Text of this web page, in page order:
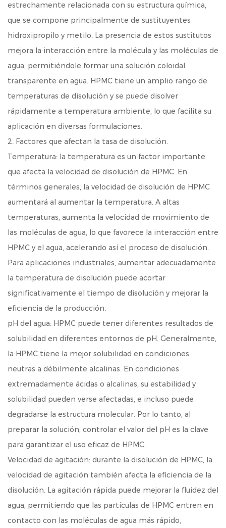
estrechamente relacionada con su estructura química,
que se compone principalmente de sustituyentes
hidroxipropilo y metilo. La presencia de estos sustitutos
mejora la interacción entre la molécula y las moléculas de
agua, permitiéndole formar una solución coloidal
transparente en agua. HPMC tiene un amplio rango de
temperaturas de disolución y se puede disolver
rápidamente a temperatura ambiente, lo que facilita su
aplicación en diversas formulaciones.
2. Factores que afectan la tasa de disolución.
Temperatura: la temperatura es un factor importante
que afecta la velocidad de disolución de HPMC. En
términos generales, la velocidad de disolución de HPMC
aumentará al aumentar la temperatura. A altas
temperaturas, aumenta la velocidad de movimiento de
las moléculas de agua, lo que favorece la interacción entre
HPMC y el agua, acelerando así el proceso de disolución.
Para aplicaciones industriales, aumentar adecuadamente
la temperatura de disolución puede acortar
significativamente el tiempo de disolución y mejorar la
eficiencia de la producción.
pH del agua: HPMC puede tener diferentes resultados de
solubilidad en diferentes entornos de pH. Generalmente,
la HPMC tiene la mejor solubilidad en condiciones
neutras a débilmente alcalinas. En condiciones
extremadamente ácidas o alcalinas, su estabilidad y
solubilidad pueden verse afectadas, e incluso puede
degradarse la estructura molecular. Por lo tanto, al
preparar la solución, controlar el valor del pH es la clave
para garantizar el uso eficaz de HPMC.
Velocidad de agitación: durante la disolución de HPMC, la
velocidad de agitación también afecta la eficiencia de la
disolución. La agitación rápida puede mejorar la fluidez del
agua, permitiendo que las partículas de HPMC entren en
contacto con las moléculas de agua más rápido,